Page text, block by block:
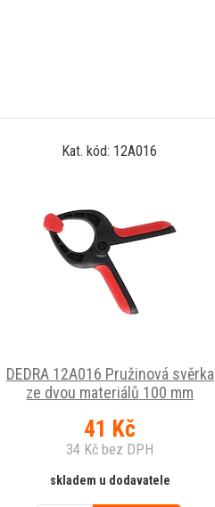
Kat. kód: 12A016
DEDRA 12A016 Pružinová svěrka
ze dvou materiálů 100 mm
41 Kč
34 Kč bez DPH
skladem u dodavatele